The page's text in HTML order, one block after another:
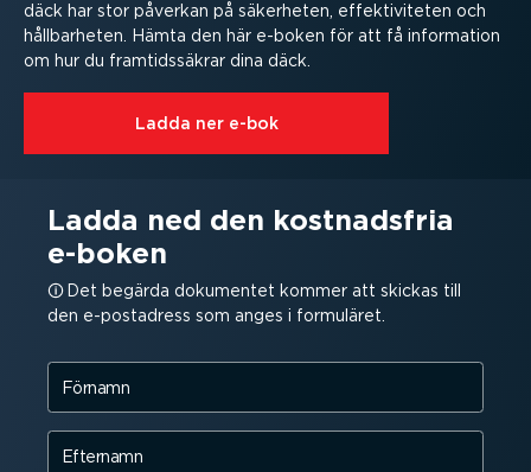
däck har stor påverkan på säkerheten, effek­ti­vi­teten och
hållbar­heten. Hämta den här e-boken för att få information
om hur du framtids­säkrar dina däck.
Ladda ner e-bok
Ladda ned den kostnadsfria
e-boken
Det begärda dokumentet kommer att skickas till
den e-post­a­dress som anges i formuläret.
Förnamn
Efternamn